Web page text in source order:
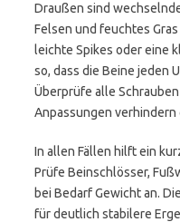
Draußen sind
Felsen und feuchtes
leichte Spikes oder eine
so, dass die Beine jeden
Überprüfe alle
Anpassungen verhindern
In allen Fällen hilft ein
Prüfe Beinschlösser,
bei Bedarf Gewicht an.
für deutlich stabilere